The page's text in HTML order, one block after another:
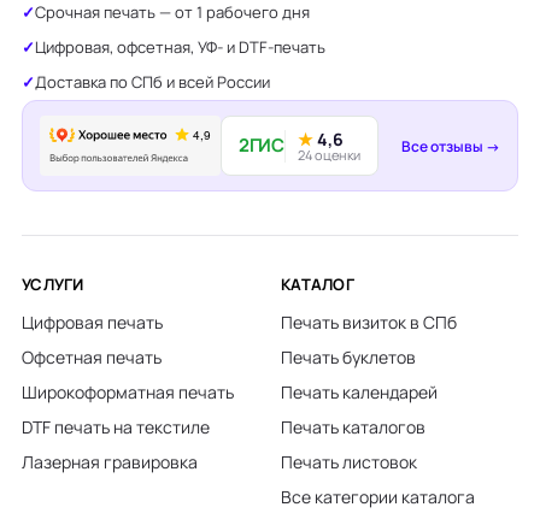
Срочная печать — от 1 рабочего дня
Цифровая, офсетная, УФ- и DTF-печать
Доставка по СПб и всей России
2ГИС ★4,6
24 оценки Все отзывы →
УСЛУГИ
Цифровая печать
Офсетная печать
Широкоформатная печать
DTF печать на текстиле
Лазерная гравировка
КАТАЛОГ
Печать визиток в СПб
Печать буклетов
Печать календарей
Печать каталогов
Печать листовок
Все категории каталога